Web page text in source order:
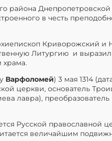
района Днепропетровской
в честь
Криворожский и
Литургию и выразил
храма.
Варфоломей) 3 мая 1314
церкви, основатель
лавра),
Русской православной
величайшим